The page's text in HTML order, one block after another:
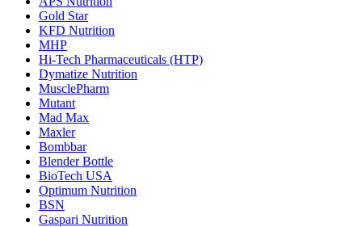
Gold Star
KFD Nutrition
MHP
Hi-Tech Pharmaceuticals (HTP)
Dymatize Nutrition
MusclePharm
Mutant
Mad Max
Maxler
Bombbar
Blender Bottle
BioTech USA
Optimum Nutrition
BSN
Gaspari Nutrition